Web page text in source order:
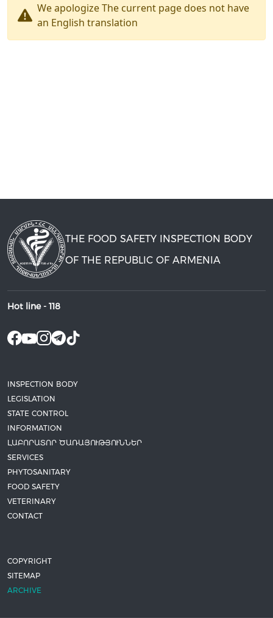
We apologize The current page does not have
an English translation
THE FOOD SAFETY INSPECTION BODY
OF THE REPUBLIC OF ARMENIA
Hot line - 118
INSPECTION BODY
LEGISLATION
STATE CONTROL
INFORMATION
ԼԱԲՈՐԱՏՈՐ ԾԱՌԱՅՈՒԹՅՈՒՆՆԵՐ
SERVICES
PHYTOSANITARY
FOOD SAFETY
VETERINARY
CONTACT
COPYRIGHT
SITEMAP
ARCHIVE